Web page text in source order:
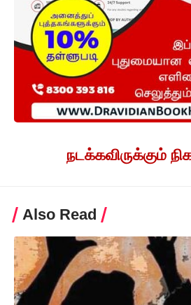
நடக்கவிருக்கும்
Also Read